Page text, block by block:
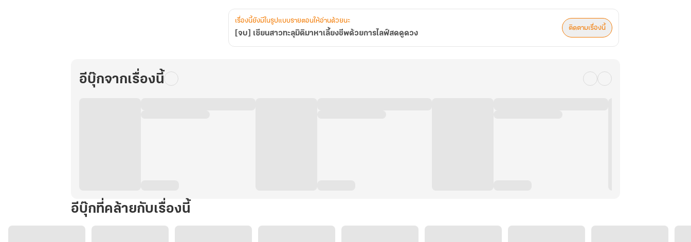
สด
เรื่องนี้ยังมีในรูปแบบรายตอนให้อ่านด้วยนะ
[จบ] เซียนสาวทะลุมิติมาหาเลี้ยงชีพด้วยการไลฟ์สดดูดวง
ติดตามเรื่องนี้
อีบุ๊กจากเรื่องนี้
อีบุ๊กที่คล้ายกับเรื่องนี้